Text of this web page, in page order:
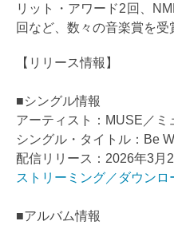
リット・アワード2回、
回など、数々の音楽賞を受
【リリース情報】
■シングル情報
アーティスト：MUSE／ミ
シングル・タイトル：Be
配信リリース：2026年3月
ストリーミング／ダウンロ
■アルバム情報